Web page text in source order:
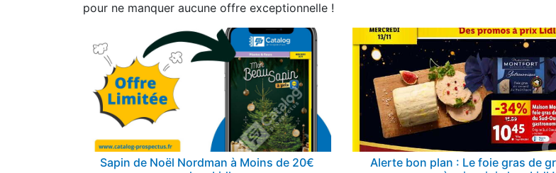
pour ne manquer aucune offre exceptionnelle !
Sapin de Noël Nordman à Moins de 20€
Alerte bon plan : Le foie gras de